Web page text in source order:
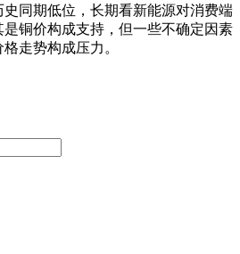
同期低位，长期看新能源对消费端
铜价构成支持，但一些不确定因素
走势构成压力。